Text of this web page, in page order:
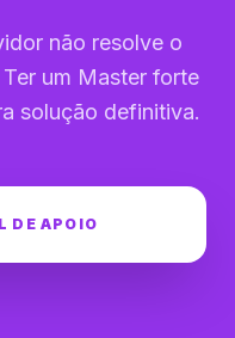
não resolve o
um Master forte
solução definitiva.
DE APOIO